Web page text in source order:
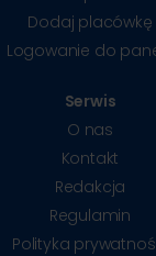
Dodaj placówkę
Logowanie do
Serwis
O nas
Kontakt
Redakcja
Regulamin
Polityka